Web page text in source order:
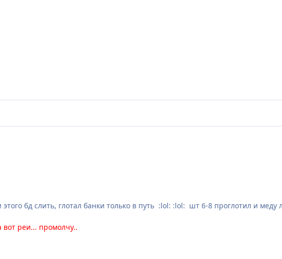
бд слить, глотал банки только в путь :lol: :lol: шт 6-8 проглотил и
вот реи... промолчу..